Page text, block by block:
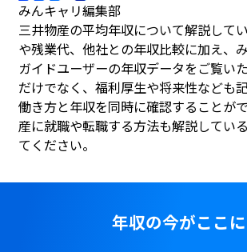
みんキャリ編集部
三井物産の平均年収について解説して
や残業代、他社との年収比較に加え、
ガイドユーザーの年収データをご覧い
だけでなく、福利厚生や将来性なども
働き方と年収を同時に確認することが
産に就職や転職する方法も解説してい
てください。
年収の今がここに